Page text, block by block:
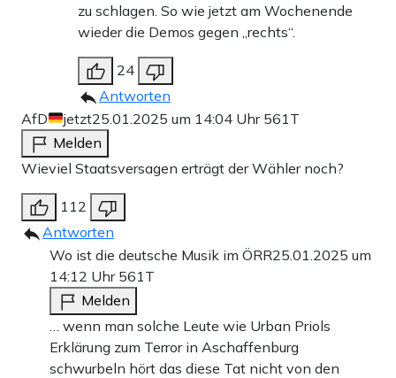
zu schlagen. So wie jetzt am Wochenende
wieder die Demos gegen „rechts“.
24
Antworten
AfD
jetzt25.01.2025 um 14:04 Uhr 561T
Melden
Wieviel Staatsversagen erträgt der Wähler noch?
112
Antworten
Wo ist die deutsche Musik im ÖRR25.01.2025 um
14:12 Uhr 561T
Melden
… wenn man solche Leute wie Urban Priols
Erklärung zum Terror in Aschaffenburg
schwurbeln hört das diese Tat nicht von den